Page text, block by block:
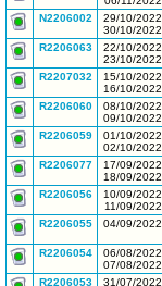
N2206002
29/10/2022
30/10/2022
R2206063
22/10/2022
23/10/2022
R2207032
15/10/2022
16/10/2022
R2206060
08/10/2022
09/10/2022
R2206059
01/10/2022
02/10/2022
R2206077
17/09/2022
18/09/2022
R2206056
10/09/2022
11/09/2022
R2206055
04/09/2022
R2206054
06/08/2022
07/08/2022
R2206053
31/07/2022